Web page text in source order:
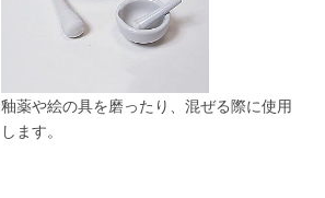
釉薬や絵の具を磨ったり、混ぜる際に使用
します。